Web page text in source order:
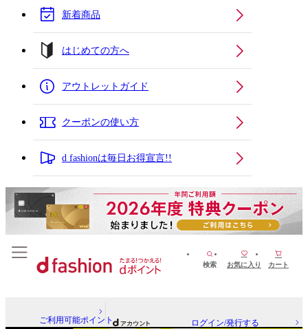
新着商品
はじめての方へ
アウトレットガイド
クーポンの使い方
d fashionは毎日お得宣言!!
検索 お気に入り カート
ご利用可能ポイント ログイン/発行する